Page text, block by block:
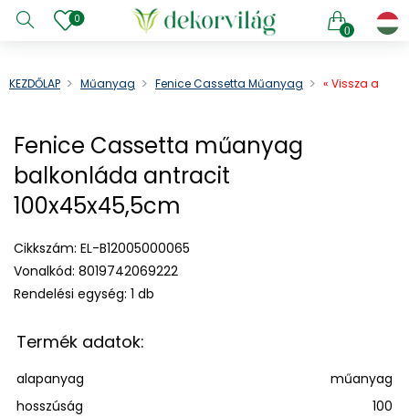
0
0
KEZDŐLAP Műanyag
Fenice Cassetta Műanyag
« Vissza a
menu
menu
menu
menu
Fenice Cassetta műanyag
balkonláda antracit
100x45x45,5cm
Cikkszám: EL-B12005000065
Vonalkód: 8019742069222
Rendelési egység: 1 db
Termék adatok:
alapanyag
műanyag
hosszúság
100